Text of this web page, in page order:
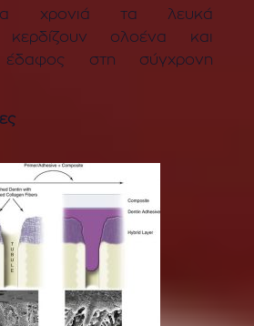
χρονιά τα λευκά
κερδίζουν ολοένα και
έδαφος στη σύγχρονη